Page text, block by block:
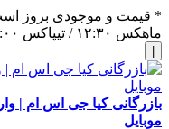
* قیمت و موجودی بروز
ماهکس ١٢:٣٠ / تیپاکس ١۴:٠٠
بازرگانی کیا جی اس ام |
موبایل